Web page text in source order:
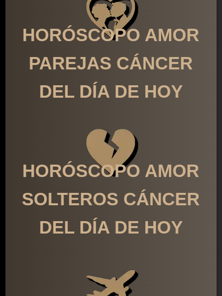
HORÓSCOPO AMOR
PAREJAS CÁNCER
DEL DÍA DE HOY
HORÓSCOPO AMOR
SOLTEROS CÁNCER
DEL DÍA DE HOY